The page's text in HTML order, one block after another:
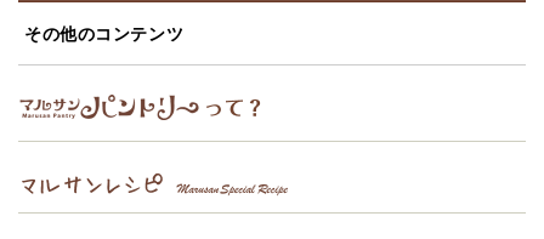
その他のコンテンツ